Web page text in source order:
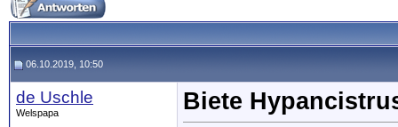
06.10.2019, 10:50
de Uschle
Welspapa Biete